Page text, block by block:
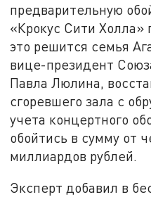
предварительную
«Крокус Сити Холла»
это решится семья
вице-президент
Павла Люлина,
сгоревшего зала с
учета концертного
обойтись в сумму от
миллиардов рублей.
Эксперт добавил в